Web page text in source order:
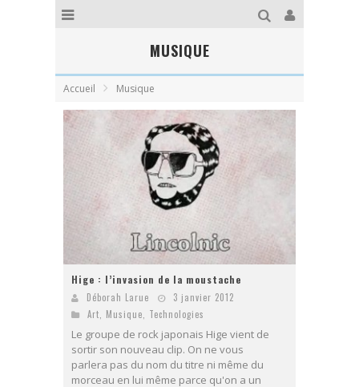
MUSIQUE
Accueil Musique
Hige : l’invasion de la moustache
Déborah Larue
3 janvier 2012
Art, Musique, Technologies
Le groupe de rock japonais Hige vient de
sortir son nouveau clip. On ne vous
parlera pas du nom du titre ni même du
morceau en lui même parce qu'on a un